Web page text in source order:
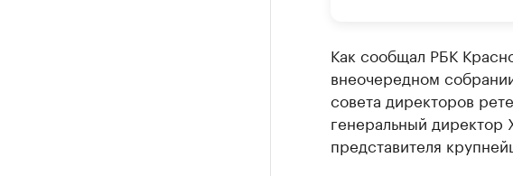
Как сообщал РБК
внеочередном
совета директоров
генеральный
представителя